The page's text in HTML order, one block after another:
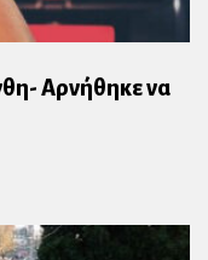
Αρνήθηκε να